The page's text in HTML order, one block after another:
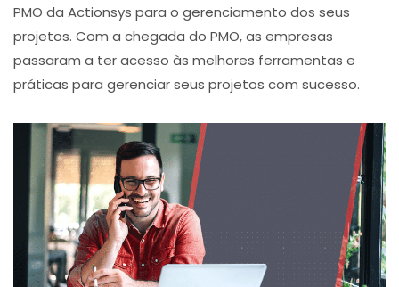
PMO da Actionsys para o gerenciamento dos seus
projetos. Com a chegada do PMO, as empresas
passaram a ter acesso às melhores ferramentas e
práticas para gerenciar seus projetos com sucesso.